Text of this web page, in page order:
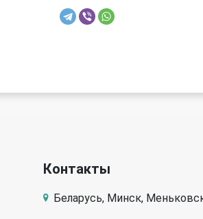
Контакты
Беларусь, Минск,